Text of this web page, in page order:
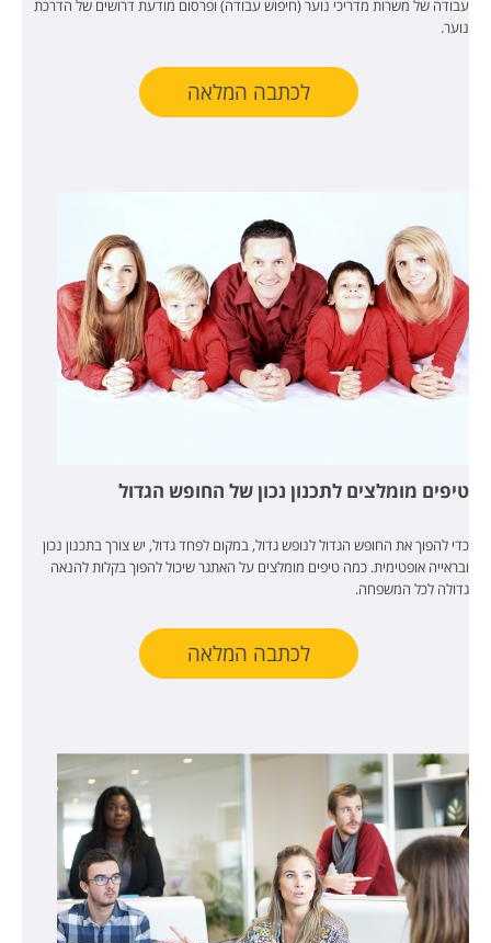
עבודה של משרות מדריכי נוער (חיפוש עבודה) ופרסום מודעת דרושים של הדרכת
נוער.
לכתבה המלאה
טיפים מומלצים לתכנון נכון של החופש הגדול
כדי להפוך את החופש הגדול לנופש גדול, במקום לפחד גדול, יש צורך בתכנון נכון
ובראייה אופטימית. כמה טיפים מומלצים על האתגר שיכול להפוך בקלות להנאה
גדולה לכל המשפחה.
לכתבה המלאה